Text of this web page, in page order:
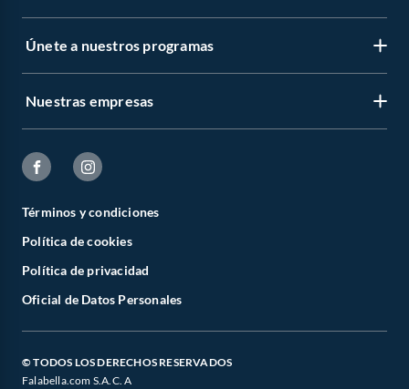
Únete a nuestros programas
Nuestras empresas
Términos y condiciones
Política de cookies
Política de privacidad
Oficial de Datos Personales
© TODOS LOS DERECHOS RESERVADOS
Falabella.com S.A.C. A